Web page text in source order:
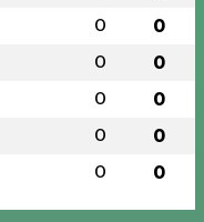
0 0
0 0
0 0
0 0
0 0